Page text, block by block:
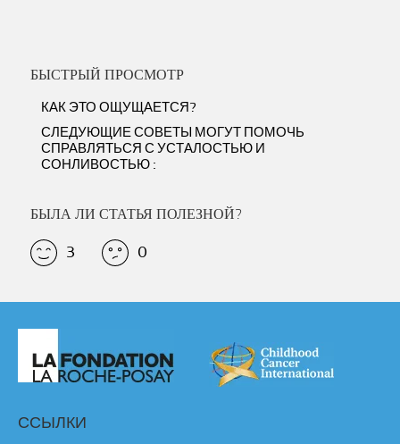
БЫСТРЫЙ ПРОСМОТР
КАК ЭТО ОЩУЩАЕТСЯ?
СЛЕДУЮЩИЕ СОВЕТЫ МОГУТ ПОМОЧЬ
СПРАВЛЯТЬСЯ С УСТАЛОСТЬЮ И
СОНЛИВОСТЬЮ :
БЫЛА ЛИ СТАТЬЯ ПОЛЕЗНОЙ?
3 0
ССЫЛКИ